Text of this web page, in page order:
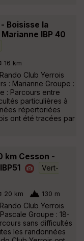
Boisisse la
IBP 40
16 km
Club Yerrois
: Marianne Groupe :
: Parcours entre
particulières à
répertoriées
ont été tracées par
km Cesson -
Vert-
20 km 130 m
Club Yerrois
Groupe : 18-
sans difficultés
les randonnées